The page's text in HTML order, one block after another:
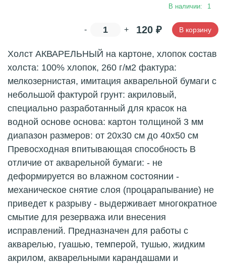
В наличии: 1
- + 120 ₽ В корзину
Холст АКВАРЕЛЬНЫЙ на картоне, хлопок состав
холста: 100% хлопок, 260 г/м2 фактура:
мелкозернистая, имитация акварельной бумаги с
небольшой фактурой грунт: акриловый,
специально разработанный для красок на
водной основе основа: картон толщиной 3 мм
диапазон размеров: от 20x30 см до 40x50 см
Превосходная впитывающая способность В
отличие от акварельной бумаги: - не
деформируется во влажном состоянии -
механическое снятие слоя (процарапывание) не
приведет к разрыву - выдерживает многократное
смытие для резерважа или внесения
исправлений. Предназначен для работы с
акварелью, гуашью, темперой, тушью, жидким
акрилом, акварельными карандашами и